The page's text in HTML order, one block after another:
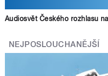
Audiosvět Českého rozhlasu
NEJPOSLOUCHANĚJŠÍ